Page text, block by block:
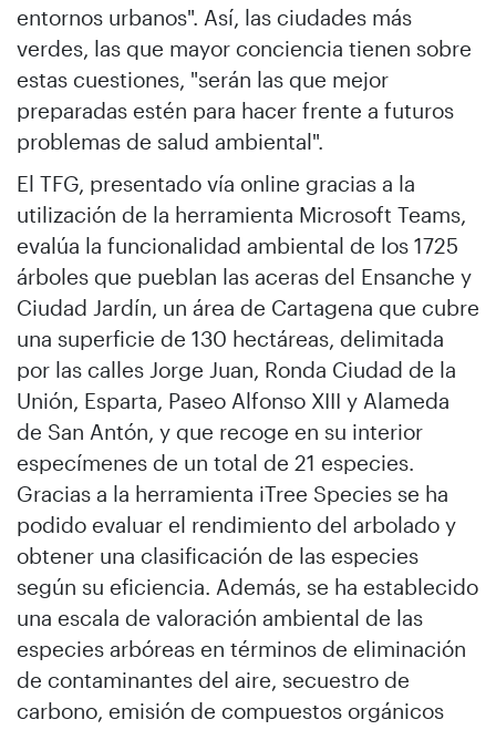
entornos urbanos". Así, las ciudades más
verdes, las que mayor conciencia tienen sobre
estas cuestiones, "serán las que mejor
preparadas estén para hacer frente a futuros
problemas de salud ambiental".
El TFG, presentado vía online gracias a la
utilización de la herramienta Microsoft Teams,
evalúa la funcionalidad ambiental de los 1725
árboles que pueblan las aceras del Ensanche y
Ciudad Jardín, un área de Cartagena que cubre
una superficie de 130 hectáreas, delimitada
por las calles Jorge Juan, Ronda Ciudad de la
Unión, Esparta, Paseo Alfonso XIII y Alameda
de San Antón, y que recoge en su interior
especímenes de un total de 21 especies.
Gracias a la herramienta iTree Species se ha
podido evaluar el rendimiento del arbolado y
obtener una clasificación de las especies
según su eficiencia. Además, se ha establecido
una escala de valoración ambiental de las
especies arbóreas en términos de eliminación
de contaminantes del aire, secuestro de
carbono, emisión de compuestos orgánicos